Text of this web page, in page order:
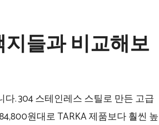
들과 비교해보
. 304 스테인레스 스틸로 만든 고급
원대로 TARKA 제품보다 훨씬 높